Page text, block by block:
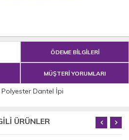
ÖDEME BİLGİLERİ
MÜŞTERİ YORUMLARI
Dantel İpi
ÜRÜNLER